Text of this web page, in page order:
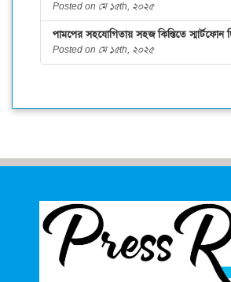
Posted on মে ১৫th, ২০২৫
পামপের সহযোগিতায় সহজ কিস্তিতে স্মার্টফোন
Posted on মে ১৫th, ২০২৫